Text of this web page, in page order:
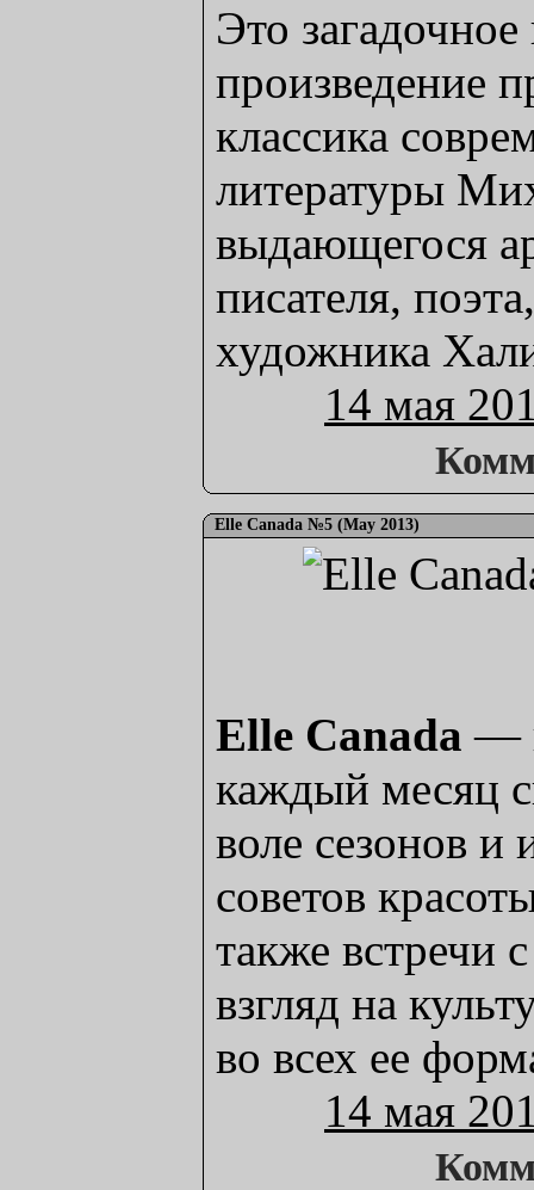
Это
произведение
классика
литературы
выдающегося
писателя,
художника
14 мая
Elle Canada №5 (May 2013)
Elle Canada —
каждый месяц
воле сезонов и
советов
также встречи
взгляд на
во всех ее
14 мая